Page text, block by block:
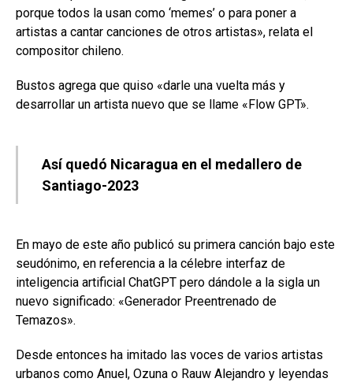
porque todos la usan como ‘memes’ o para poner a
artistas a cantar canciones de otros artistas», relata el
compositor chileno.
Bustos agrega que quiso «darle una vuelta más y
desarrollar un artista nuevo que se llame «Flow GPT».
Así quedó Nicaragua en el medallero de
Santiago-2023
En mayo de este año publicó su primera canción bajo este
seudónimo, en referencia a la célebre interfaz de
inteligencia artificial ChatGPT pero dándole a la sigla un
nuevo significado: «Generador Preentrenado de
Temazos».
Desde entonces ha imitado las voces de varios artistas
urbanos como Anuel, Ozuna o Rauw Alejandro y leyendas